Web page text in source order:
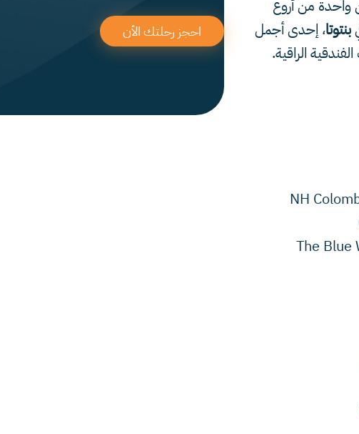
واحدة من أروع
بنتوتا، إحدى أجمل
الراقية.
احجز رحلتك الأن